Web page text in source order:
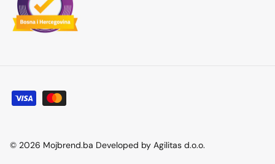
© 2026 Mojbrend.ba Developed by Agilitas d.o.o.